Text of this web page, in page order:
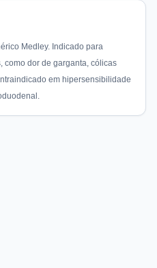
Medley. Indicado para
como dor de garganta, cólicas
em hipersensibilidade